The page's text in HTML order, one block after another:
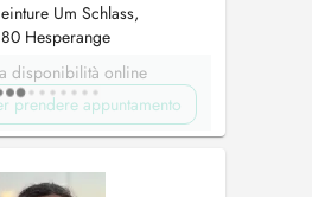
Um Schlass,
Hesperange
disponibilità online
prendere appuntamento